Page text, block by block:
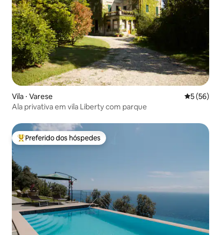
Vila ⋅ Varese 5 de uma
5 (56)
Ala privativa em vila Liberty com parque
Entre os melhores preferidos dos hóspedes
Preferido dos hóspedes